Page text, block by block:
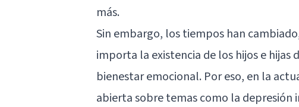
más.
Sin embargo, los tiempos han
importa la existencia de los hijos e
bienestar emocional. Por eso, en la
abierta sobre temas como la depresión